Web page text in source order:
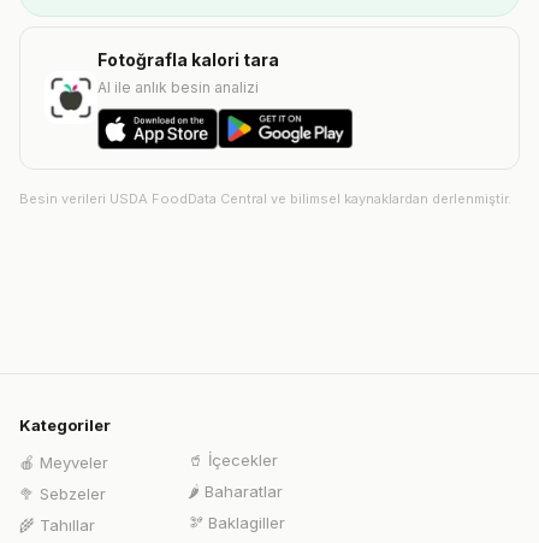
Fotoğrafla kalori tara
AI ile anlık besin analizi
Besin verileri USDA FoodData Central ve bilimsel kaynaklardan derlenmiştir.
Kategoriler
🍎 Meyveler
🥦 Sebzeler
🌾 Tahıllar
🥤 İçecekler
🌶️ Baharatlar
🫘 Baklagiller